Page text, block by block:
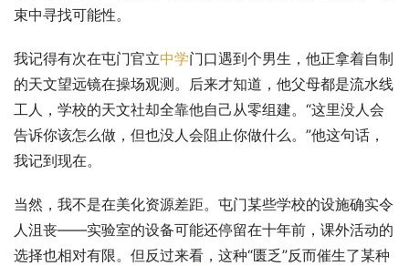
束中寻找可能性。
我记得有次在屯门官立中学门口遇到个男生，他正拿着自制
的天文望远镜在操场观测。后来才知道，他父母都是流水线
工人，学校的天文社却全靠他自己从零组建。“这里没人会
告诉你该怎么做，但也没人会阻止你做什么。”他这句话，
我记到现在。
当然，我不是在美化资源差距。屯门某些学校的设施确实令
人沮丧——实验室的设备可能还停留在十年前，课外活动的
选择也相对有限。但反过来看，这种“匮乏”反而催生了某种